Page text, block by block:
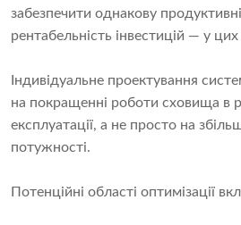
забезпечити однакову
рентабельність інвестицій — у цих
Індивідуальне проектування
на покращенні роботи сховища в
експлуатації, а не просто на
потужності.
Потенційні області оптимізації